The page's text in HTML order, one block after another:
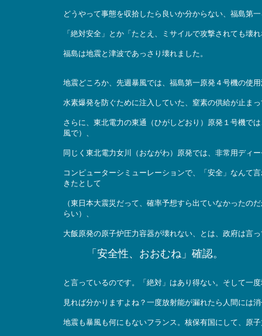
どうやって事態を収拾したら良いか分からない、福島第
「絶対安全」とか「たとえ、ミサイルで攻撃されても壊
福島は地震と津波であっさり壊れました。
地震どころか、先週暴風では、福島第一原発４号機の使
水素爆発を防ぐために注入していた、窒素の供給が止ま
さらに、東北電力の東通（ひがしどおり）原発１号機で
風で）、
同じく東北電力女川（おながわ）原発では、非常用ディ
コンピューターシミューレーションで、「安全」なんて
きたとして
（東日本大震災だって、確率予想すら出ていなかったの
らい）、
大飯原発の原子炉圧力容器が壊れない、とは、政府は言
「安全性、おおむね」確認。
と言っているのです。「絶対」はあり得ない。そして一
見れば分かりますよね？一度放射能が漏れたら人間には
地震も暴風も何にもないフランス。核保有国にして、原